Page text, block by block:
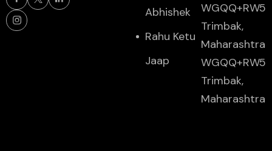
Abhishek
Rahu Ketu
Jaap
WGQQ+RW5
Trimbak,
Maharashtra
WGQQ+RW5
Trimbak,
Maharashtra